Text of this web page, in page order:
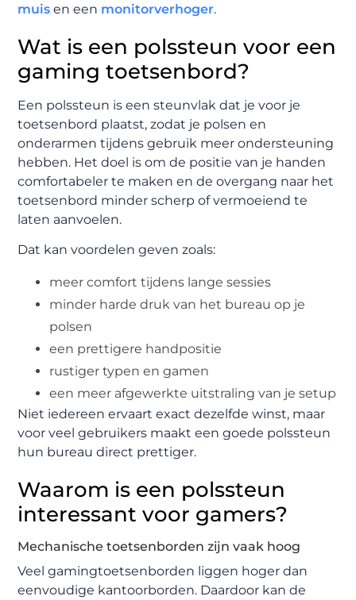
muis en een monitorverhoger.
Wat is een polssteun voor een
gaming toetsenbord?
Een polssteun is een steunvlak dat je voor je
toetsenbord plaatst, zodat je polsen en
onderarmen tijdens gebruik meer ondersteuning
hebben. Het doel is om de positie van je handen
comfortabeler te maken en de overgang naar het
toetsenbord minder scherp of vermoeiend te
laten aanvoelen.
Dat kan voordelen geven zoals:
meer comfort tijdens lange sessies
minder harde druk van het bureau op je
polsen
een prettigere handpositie
rustiger typen en gamen
een meer afgewerkte uitstraling van je setup
Niet iedereen ervaart exact dezelfde winst, maar
voor veel gebruikers maakt een goede polssteun
hun bureau direct prettiger.
Waarom is een polssteun
interessant voor gamers?
Mechanische toetsenborden zijn vaak hoog
Veel gamingtoetsenborden liggen hoger dan
eenvoudige kantoorborden. Daardoor kan de